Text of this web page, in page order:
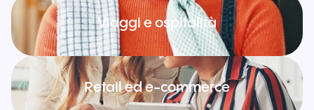
Viaggi e ospitalità
Retail ed e-commerce